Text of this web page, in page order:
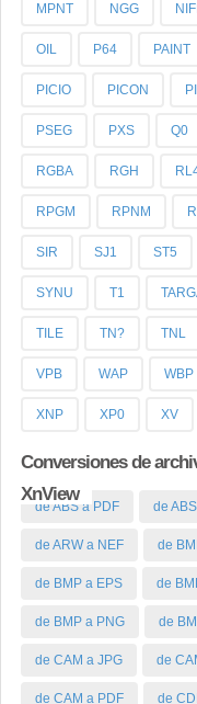
MPNT NGG
OIL P64 PAINT
PICIO PICON
PSEG PXS Q0
RGBA RGH
RPGM RPNM
SIR SJ1 ST5
SYNU T1
TILE TN? TNL
VPB WAP WBP
XNP XP0 XV
Conversiones de
XnView
de ABS a PDF de
de ARW a NEF de
de BMP a EPS de
de BMP a PNG de
de CAM a JPG de
de CAM a PDF de